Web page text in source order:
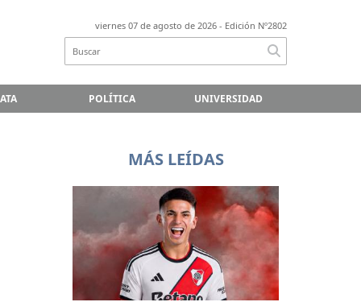
viernes 07 de agosto de 2026 - Edición Nº2802
POLÍTICA UNIVERSIDAD
MÁS LEÍDAS